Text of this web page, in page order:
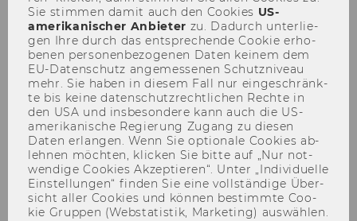
84
Organisationsplan der
Wirtschaftsuniversität Wien
85
Ausschreibung an der
Akademie der bildenden
Künste
Sie stim­men damit auch den Coo­kies US-​
amerikanischer An­bie­ter zu. Da­durch un­ter­lie­
gen Ihre durch das ent­spre­chen­de Coo­kie er­ho­
be­nen per­so­nen­be­zo­ge­nen Daten kei­nem dem
EU-​Datenschutz an­ge­mes­se­nen Schutz­ni­veau
mehr. Sie haben in die­sem Fall nur ein­ge­schränk­
te bis keine da­ten­schutz­recht­li­chen Rech­te in
den USA und ins­be­son­de­re kann auch die US-​
amerikanische Re­gie­rung Zu­gang zu die­sen
Daten er­lan­gen. Wenn Sie op­tio­na­le Coo­kies ab­
leh­nen möch­ten, kli­cken Sie bitte auf „Nur not­
wen­di­ge Coo­kies Ak­zep­tie­ren“. Unter „In­di­vi­du­el­le
Ein­stel­lun­gen“ fin­den Sie eine voll­stän­di­ge Über­
sicht aller Coo­kies und kön­nen be­stimm­te Coo­
kie Grup­pen (Web­sta­tis­tik, Mar­ke­ting) aus­wäh­len.